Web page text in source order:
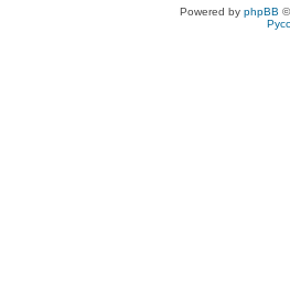
Powered by phpBB